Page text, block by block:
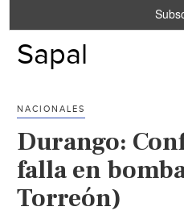
Sapal
NACIONALES
Durango:
falla en
Torreón)